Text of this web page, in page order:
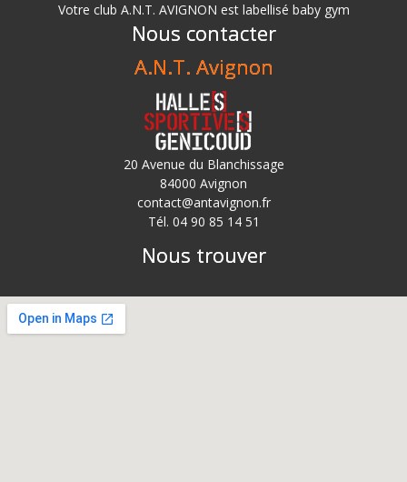
Votre club A.N.T. AVIGNON est labellisé baby gym
Nous contacter
A.N.T. Avignon
20 Avenue du Blanchissage
84000 Avignon
contact@antavignon.fr
Tél. 04 90 85 14 51
Nous trouver